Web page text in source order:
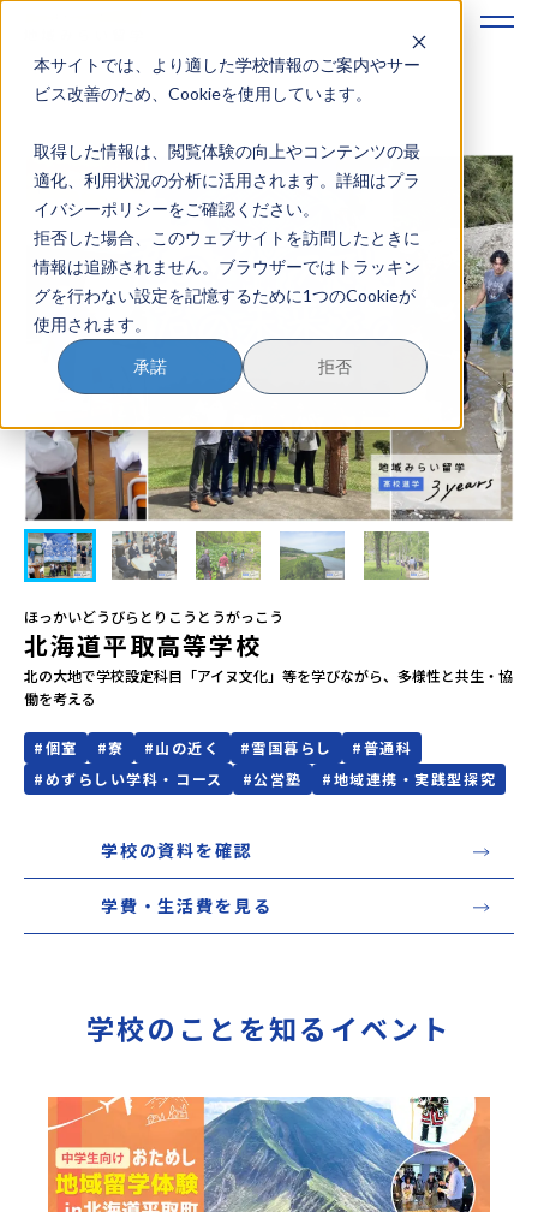
本サイトでは、より適した学校情報のご案内やサー
ビス改善のため、Cookieを使用しています。
取得した情報は、閲覧体験の向上やコンテンツの最
適化、利用状況の分析に活用されます。詳細はプラ
イバシーポリシーをご確認ください。
拒否した場合、このウェブサイトを訪問したときに
情報は追跡されません。ブラウザーではトラッキン
グを行わない設定を記憶するために1つのCookieが
使用されます。
承諾 拒否
地域みらい留学のすすめかた
地域みらい留学とは
学校を探す
イベントを探す
おためし地域留学
マガジン
奨学金について
？ イベント参加方法
会員登録
MYページログイン
ほっかいどうびらとりこうとうがっこう
北海道平取高等学校
北の大地で学校設定科目「アイヌ文化」等を学びながら、多様性と共生・協
働を考える
#個室 #寮 #山の近く #雪国暮らし #普通科
#めずらしい学科・コース #公営塾 #地域連携・実践型探究
学校の資料を確認
学費・生活費を見る
学校のことを知るイベント